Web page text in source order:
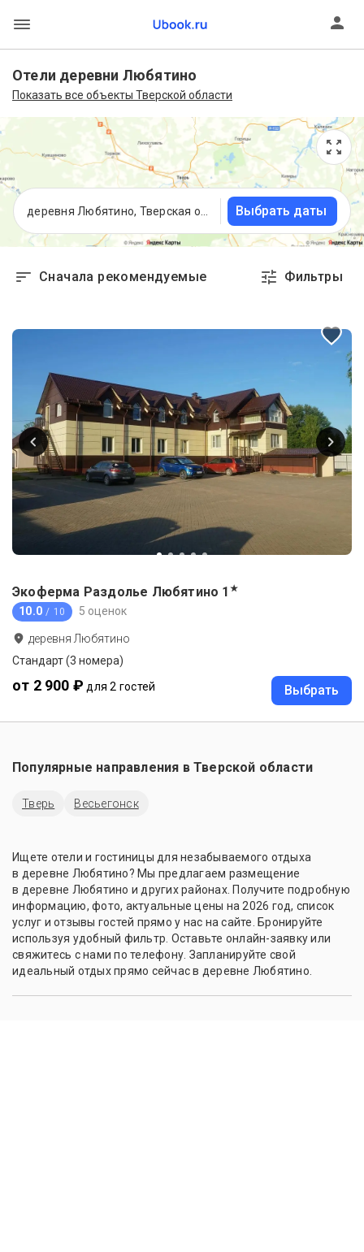
Отели деревни Любятино
Показать все объекты Тверской области
Выбрать даты
Сначала рекомендуемые Фильтры
Экоферма Раздолье Любятино 1 ★
10.0 / 10 5 оценок
деревня Любятино
Стандарт (3 номера)
от 2 900 ₽ для 2 гостей Выбрать
Популярные направления в Тверской области
Тверь Весьегонск
Ищете отели и гостиницы для незабываемого отдыха
в деревне Любятино? Мы предлагаем размещение
в деревне Любятино и других районах. Получите подробную
информацию, фото, актуальные цены на 2026 год, список
услуг и отзывы гостей прямо у нас на сайте. Бронируйте
используя удобный фильтр. Оставьте онлайн-заявку или
свяжитесь с нами по телефону. Запланируйте свой
идеальный отдых прямо сейчас в деревне Любятино.